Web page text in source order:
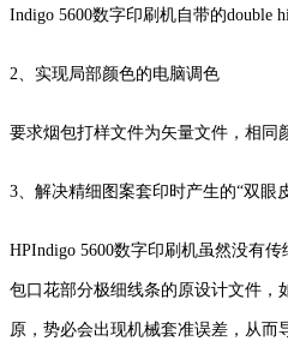
Indigo 5600数字印刷机自带的double
2、实现局部颜色的电脑调色
要求烟包打样文件为矢量文件，相同
3、解决精细图案套印时产生的“双眼
HPIndigo 5600数字印刷机虽然没有
包口花部分极细线条的原设计文件，
原，势必会出现机械套准误差，从而